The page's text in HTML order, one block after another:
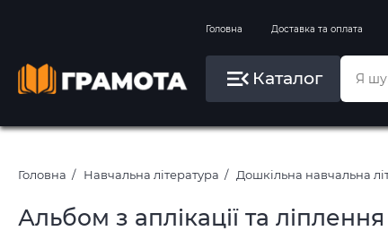
Головна Доставка та оплата
Каталог
Вправи на зимові канікули
Літо, пляж, плавання, басейни
Картини за номерами
Головна Навчальна література Дошкільна навчальна
Альбом з аплікації та